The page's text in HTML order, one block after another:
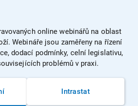
online webinářů na oblast
Webináře jsou zaměřeny na řízení
dodací podmínky, celní legislativu,
problémů v praxi.
Intrastat